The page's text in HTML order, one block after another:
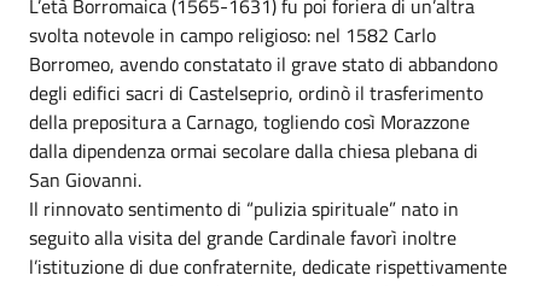
svolta notevole in campo religioso: nel 1582 Carlo
Borromeo, avendo constatato il grave stato di abbandono
degli edifici sacri di Castelseprio, ordinò il trasferimento
della prepositura a Carnago, togliendo così Morazzone
dalla dipendenza ormai secolare dalla chiesa plebana di
San Giovanni.
Il rinnovato sentimento di “pulizia spirituale” nato in
seguito alla visita del grande Cardinale favorì inoltre
l’istituzione di due confraternite, dedicate rispettivamente